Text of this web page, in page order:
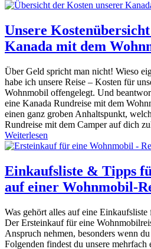
Unsere
Kanada mit dem
Über Geld spricht man nicht! Wieso
habe ich unsere Reise – Kosten für
Wohnmobil offengelegt. Und
eine Kanada Rundreise mit dem
einen ganz groben Anhaltspunkt,
Rundreise mit dem Camper auf dich
Weiterlesen
Einkaufsliste & Tipps
auf einer Wohnmobil-
Was gehört alles auf eine
Der Ersteinkauf für eine
Anspruch nehmen, besonders wenn
Folgenden findest du unsere mehrfach